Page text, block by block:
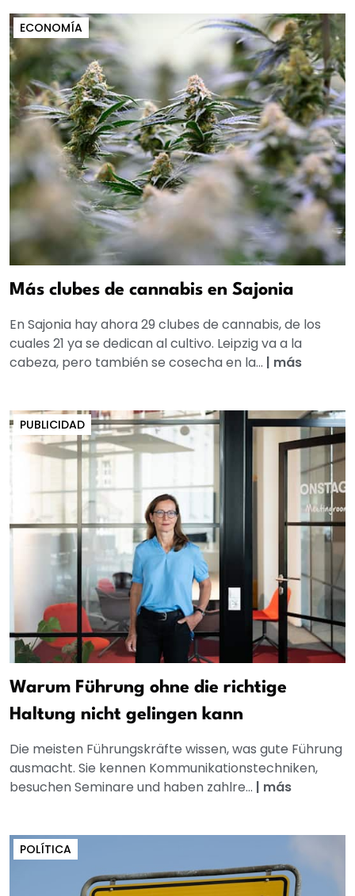
ECONOMÍA
Más clubes de cannabis en Sajonia
En Sajonia hay ahora 29 clubes de cannabis, de los
cuales 21 ya se dedican al cultivo. Leipzig va a la
cabeza, pero también se cosecha en la... | más
PUBLICIDAD
Warum Führung ohne die richtige
Haltung nicht gelingen kann
Die meisten Führungskräfte wissen, was gute Führung
ausmacht. Sie kennen Kommunikationstechniken,
besuchen Seminare und haben zahlre... | más
POLÍTICA